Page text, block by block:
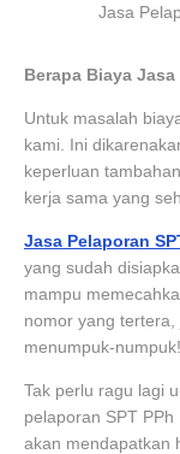
Jasa
Berapa Biaya
Untuk masalah
kami. Ini
keperluan
kerja sama yang
Jasa Pelaporan
yang sudah
mampu
nomor yang
menumpuk-numpuk!
Tak perlu ragu lagi
pelaporan SPT
akan mendapatkan